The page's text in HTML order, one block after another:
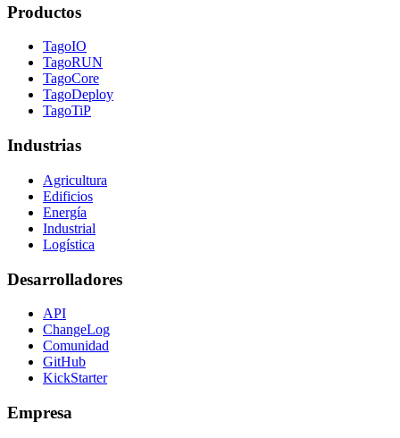
Productos
TagoIO
TagoRUN
TagoCore
TagoDeploy
TagoTiP
Industrias
Agricultura
Edificios
Energía
Industrial
Logística
Desarrolladores
API
ChangeLog
Comunidad
GitHub
KickStarter
Empresa